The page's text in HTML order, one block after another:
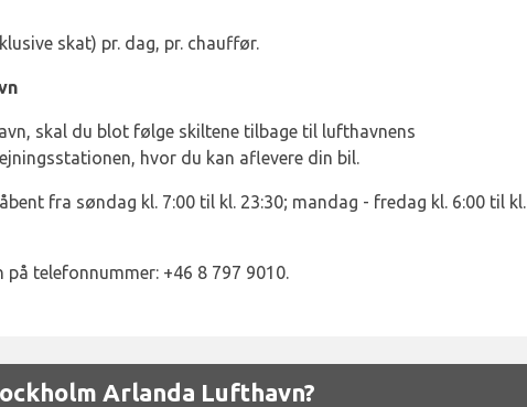
skat) pr. dag, pr. chauffør.
skal du blot følge skiltene tilbage til lufthavnens
hvor du kan aflevere din bil.
fra søndag kl. 7:00 til kl. 23:30; mandag - fredag kl. 6:00 til kl.
telefonnummer: +46 8 797 9010.
Arlanda Lufthavn?